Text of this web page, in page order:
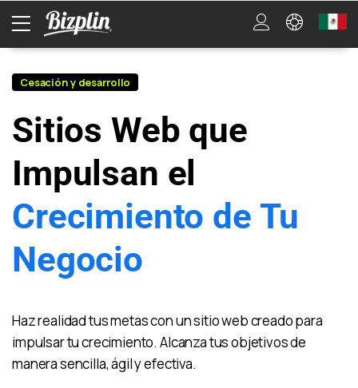
Cesación y desarrollo
Sitios Web que
Impulsan el
Crecimiento de Tu
Negocio
Haz realidad tus metas con un sitio web creado para
impulsar tu crecimiento. Alcanza tus objetivos de
manera sencilla, ágil y efectiva.